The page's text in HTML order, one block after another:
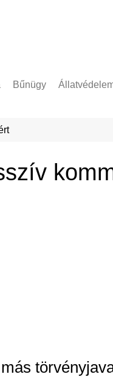
Bűnügy